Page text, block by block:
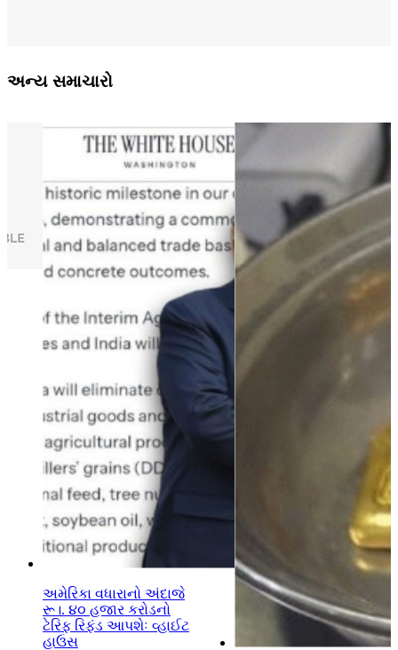
અન્ય સમાચારો
અમેરિકા વધારાનો અંદાજે
રૂ।. ૪૦ હજાર કરોડનો
ટેરિફ રિફંડ આપશેઃ વ્હાઈટ
હાઉસ